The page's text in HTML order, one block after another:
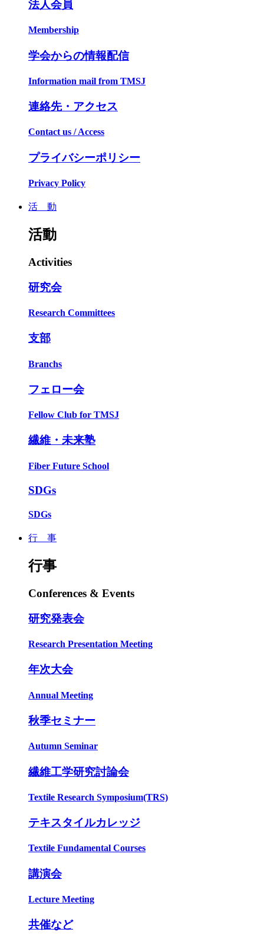
法人会員
Membership
学会からの情報配信
Information mail from TMSJ
連絡先・アクセス
Contact us / Access
プライバシーポリシー
Privacy Policy
活 動
活動
Activities
研究会
Research Committees
支部
Branchs
フェロー会
Fellow Club for TMSJ
繊維・未来塾
Fiber Future School
SDGs
SDGs
行 事
行事
Conferences & Events
研究発表会
Research Presentation Meeting
年次大会
Annual Meeting
秋季セミナー
Autumn Seminar
繊維工学研究討論会
Textile Research Symposium(TRS)
テキスタイルカレッジ
Textile Fundamental Courses
講演会
Lecture Meeting
共催など